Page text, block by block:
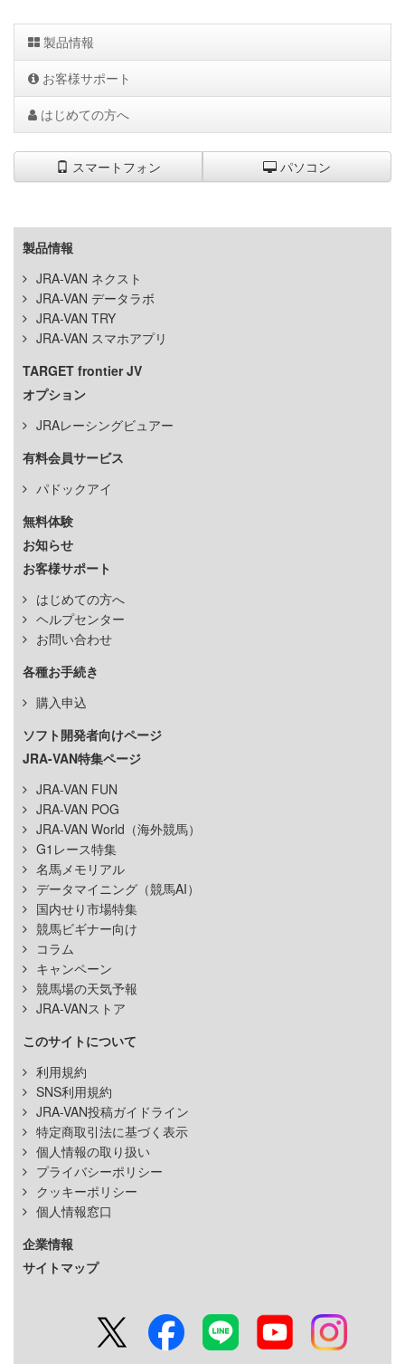
製品情報
お客様サポート
はじめての方へ
スマートフォン パソコン
製品情報
JRA-VAN ネクスト
JRA-VAN データラボ
JRA-VAN TRY
JRA-VAN スマホアプリ
TARGET frontier JV
オプション
JRAレーシングビュアー
有料会員サービス
パドックアイ
無料体験
お知らせ
お客様サポート
はじめての方へ
ヘルプセンター
お問い合わせ
各種お手続き
購入申込
ソフト開発者向けページ
JRA-VAN特集ページ
JRA-VAN FUN
JRA-VAN POG
JRA-VAN World（海外競馬）
G1レース特集
名馬メモリアル
データマイニング（競馬AI）
国内せり市場特集
競馬ビギナー向け
コラム
キャンペーン
競馬場の天気予報
JRA-VANストア
このサイトについて
利用規約
SNS利用規約
JRA-VAN投稿ガイドライン
特定商取引法に基づく表示
個人情報の取り扱い
プライバシーポリシー
クッキーポリシー
個人情報窓口
企業情報
サイトマップ